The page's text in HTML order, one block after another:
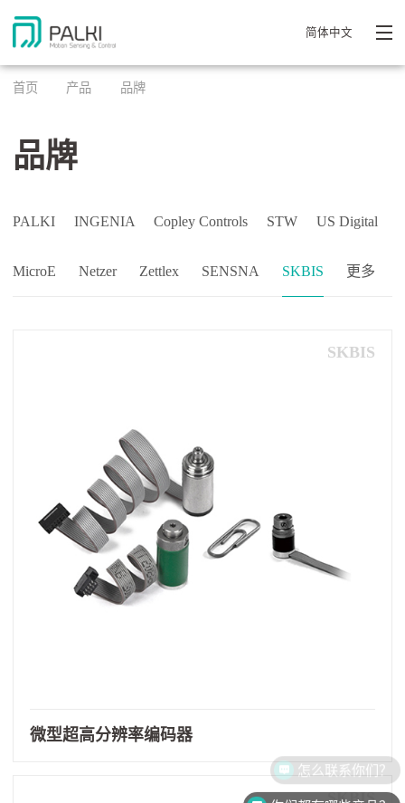
简体中文
首页 产品 品牌
品牌
PALKI INGENIA Copley Controls STW US Digital
MicroE Netzer Zettlex SENSNA SKBIS 更多
SKBIS
微型超高分辨率编码器
SKBIS
怎么联系你们？